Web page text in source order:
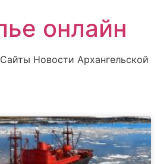
онлайн
Новости Архангельской